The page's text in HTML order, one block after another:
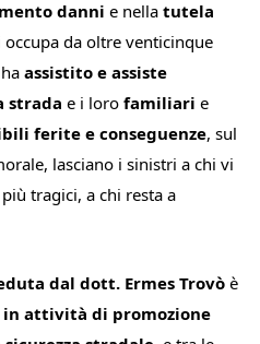
danni e nella tutela
occupa da oltre venticinque
assistito e assiste
strada e i loro familiari e
ferite e conseguenze, sul
lasciano i sinistri a chi vi
tragici, a chi resta a
dal dott. Ermes Trovò è
in attività di promozione